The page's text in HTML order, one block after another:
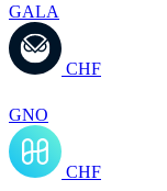
GALA
CHF
GNO
CHF